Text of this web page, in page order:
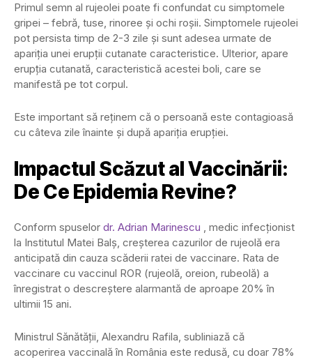
Primul semn al rujeolei poate fi confundat cu simptomele
gripei – febră, tuse, rinoree și ochi roșii. Simptomele rujeolei
pot persista timp de 2-3 zile și sunt adesea urmate de
apariția unei erupții cutanate caracteristice. Ulterior, apare
erupția cutanată, caracteristică acestei boli, care se
manifestă pe tot corpul.
Este important să reținem că o persoană este contagioasă
cu câteva zile înainte și după apariția erupției.
Impactul Scăzut al Vaccinării:
De Ce Epidemia Revine?
Conform spuselor dr. Adrian Marinescu , medic infecționist
la Institutul Matei Balș, creșterea cazurilor de rujeolă era
anticipată din cauza scăderii ratei de vaccinare. Rata de
vaccinare cu vaccinul ROR (rujeolă, oreion, rubeolă) a
înregistrat o descreștere alarmantă de aproape 20% în
ultimii 15 ani.
Ministrul Sănătății, Alexandru Rafila, subliniază că
acoperirea vaccinală în România este redusă, cu doar 78%